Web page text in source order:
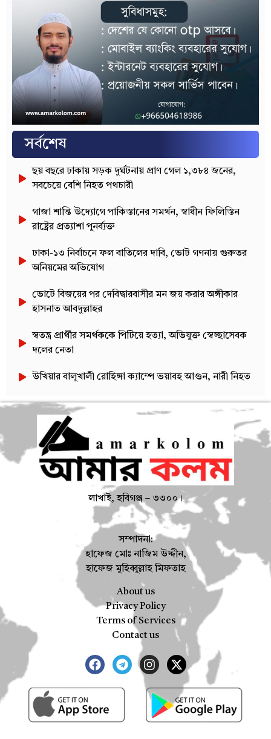
সর্বশেষ
ছয় বছরে ঢাকায় সড়ক দুর্ঘটনায় প্রাণ গেল ১,৩৮৪ জনের,
সবচেয়ে বেশি নিহত পথচারী
গাজা শান্তি উদ্যোগে পাকিস্তানের সমর্থন, স্বাধীন ফিলিস্তিন
রাষ্ট্রের প্রত্যাশা পুনর্ব্যক্ত
ঢাকা-১৩ নির্বাচনে ফল বাতিলের দাবি, ভোট গণনায় গুরুতর
অনিয়মের অভিযোগ
ভোটে বিজয়ের পর দেবিদ্বারবাসীর মন জয় করার অঙ্গীকার
হাসনাত আবদুল্লাহর
স্বতন্ত্র প্রার্থীর সমর্থককে পিটিয়ে হত্যা, অভিযুক্ত স্বেচ্ছাসেবক
দলের নেতা
উখিয়ার বালুখালী রোহিঙ্গা ক্যাম্পে ভয়াবহ আগুন, নারী নিহত
লাখাই, হবিগঞ্জ – ৩৩০০।
সম্পাদনা:
হাফেজ মোঃ নাজিম উদ্দীন,
হাফেজ মুহিব্বুল্লাহ মিফতাহ
About us
Privacy Policy
Terms of Services
Contact us